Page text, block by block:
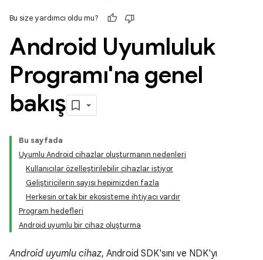
Bu size yardımcı oldu mu?
Android Uyumluluk
Programı'na genel
bakış
Bu sayfada
Uyumlu Android cihazlar oluşturmanın nedenleri
Kullanıcılar özelleştirilebilir cihazlar istiyor
Geliştiricilerin sayısı hepimizden fazla
Herkesin ortak bir ekosisteme ihtiyacı vardır
Program hedefleri
Android uyumlu bir cihaz oluşturma
Android uyumlu cihaz, Android SDK'sını ve NDK'yı